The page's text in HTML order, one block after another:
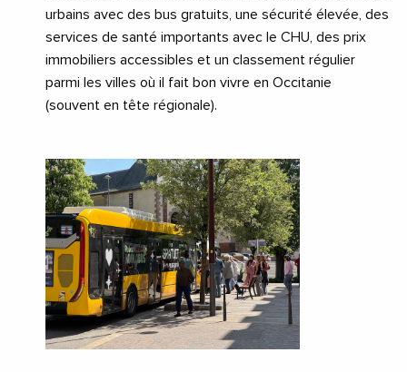
urbains avec des bus gratuits, une sécurité élevée, des
services de santé importants avec le CHU, des prix
immobiliers accessibles et un classement régulier
parmi les villes où il fait bon vivre en Occitanie
(souvent en tête régionale).